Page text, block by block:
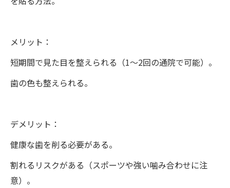
メリット：
短期間で見た目を整えられる（1〜2回の通院で可能）。
歯の色も整えられる。
デメリット：
健康な歯を削る必要がある。
割れるリスクがある（スポーツや強い噛み合わせに注
意）。